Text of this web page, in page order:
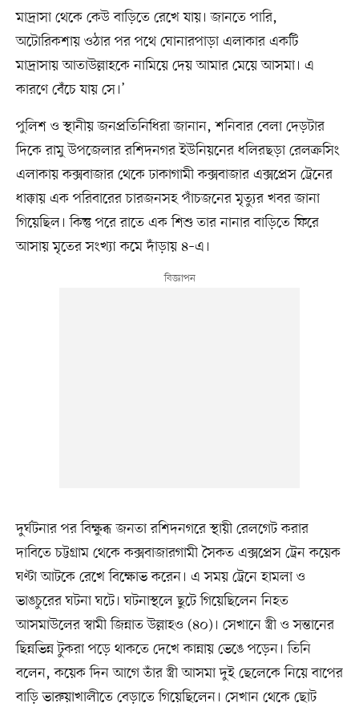
মাদ্রাসা থেকে কেউ বাড়িতে রেখে যায়। জানতে পারি,
অটোরিকশায় ওঠার পর পথে ঘোনারপাড়া এলাকার একটি
মাদ্রাসায় আতাউল্লাহকে নামিয়ে দেয় আমার মেয়ে আসমা। এ
কারণে বেঁচে যায় সে।’
পুলিশ ও স্থানীয় জনপ্রতিনিধিরা জানান, শনিবার বেলা দেড়টার
দিকে রামু উপজেলার রশিদনগর ইউনিয়নের ধলিরছড়া রেলক্রসিং
এলাকায় কক্সবাজার থেকে ঢাকাগামী কক্সবাজার এক্সপ্রেস ট্রেনের
ধাক্কায় এক পরিবারের চারজনসহ পাঁচজনের মৃত্যুর খবর জানা
গিয়েছিল। কিন্তু পরে রাতে এক শিশু তার নানার বাড়িতে ফিরে
আসায় মৃতের সংখ্যা কমে দাঁড়ায় ৪–এ।
দুর্ঘটনার পর বিক্ষুব্ধ জনতা রশিদনগরে স্থায়ী রেলগেট করার
দাবিতে চট্টগ্রাম থেকে কক্সবাজারগামী সৈকত এক্সপ্রেস ট্রেন কয়েক
ঘণ্টা আটকে রেখে বিক্ষোভ করেন। এ সময় ট্রেনে হামলা ও
ভাঙচুরের ঘটনা ঘটে। ঘটনাস্থলে ছুটে গিয়েছিলেন নিহত
আসমাউলের স্বামী জিন্নাত উল্লাহও (৪০)। সেখানে স্ত্রী ও সন্তানের
ছিন্নভিন্ন টুকরা পড়ে থাকতে দেখে কান্নায় ভেঙে পড়েন। তিনি
বলেন, কয়েক দিন আগে তাঁর স্ত্রী আসমা দুই ছেলেকে নিয়ে বাপের
বাড়ি ভারুয়াখালীতে বেড়াতে গিয়েছিলেন। সেখান থেকে ছোট